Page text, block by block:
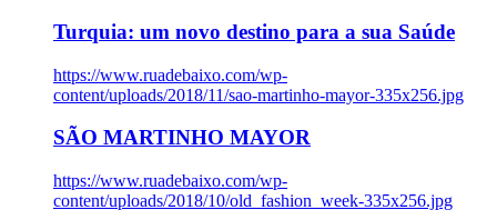
Turquia: um novo destino para a sua Saúde
https://www.ruadebaixo.com/wp-
content/uploads/2018/11/sao-martinho-mayor-335x256.jpg
SÃO MARTINHO MAYOR
https://www.ruadebaixo.com/wp-
content/uploads/2018/10/old_fashion_week-335x256.jpg